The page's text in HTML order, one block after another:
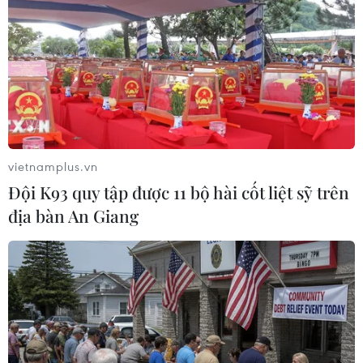
Midea đạt thêm thành tựu đầu tiên
khác trên toàn cầu: Nhà máy Midea
Thái Lan trở thành "Nhà máy Hải
đăng" đầu tiên của ngành thiết bị gia
dụng bên ngoài thị trường nội địa
17/09/2025 03:19
Xem thêm
CƠ QUAN CHỦ QUẢN: THÔNG TẤN XÃ VIỆT NAM
Tổng Biên tập: TRẦN TIẾN DUẨN
vietnamplus.vn
Đội K93 quy tập được 11 bộ hài cốt liệt sỹ trên
địa bàn An Giang